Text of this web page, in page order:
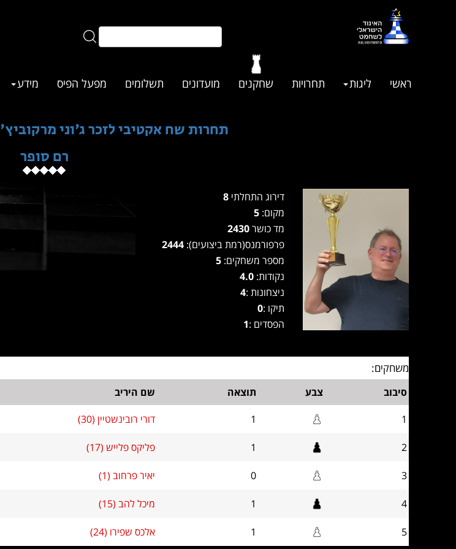
ראשי ליגות תחרויות שחקנים מועדונים תשלומים מפעל הפיס מידע
תחרות שח אקטיבי לזכר ג'וני מרקוביץ' 2023 ראשית מעל 1800
רם סופר
דירוג התחלתי 8
מקום: 5
מד כושר2430
פרפורמנס(רמת ביצועים): 2444
מספר משחקים: 5
נקודות:4.0
ניצחונות :4
תיקו :0
הפסדים :1
משחקים:
סיבוב צבע תוצאה שם היריב
1
1 דורי רובינשטיין (30)
2
1 פליקס פלייש (17)
3
0 יאיר פרחוב (1)
4
1 מיכל להב (15)
5
1 אלכס שפירו (24)